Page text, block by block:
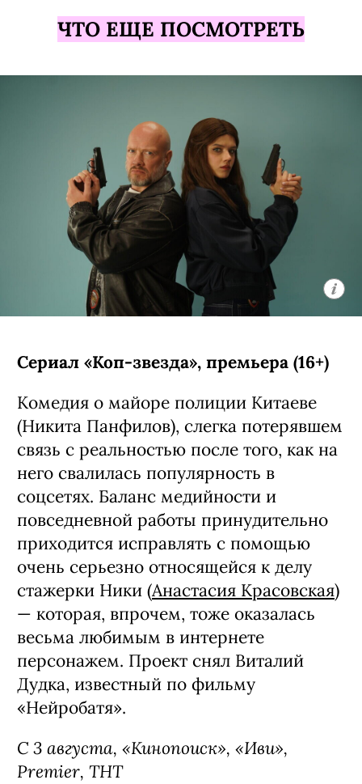
ЧТО ЕЩЕ ПОСМОТРЕТЬ
Сериал «Коп-звезда», премьера (16+)
Комедия о майоре полиции Китаеве
(Никита Панфилов), слегка потерявшем
связь с реальностью после того, как на
него свалилась популярность в
соцсетях. Баланс медийности и
повседневной работы принудительно
приходится исправлять с помощью
очень серьезно относящейся к делу
стажерки Ники (Анастасия Красовская)
— которая, впрочем, тоже оказалась
весьма любимым в интернете
персонажем. Проект снял Виталий
Дудка, известный по фильму
«Нейробатя».
С 3 августа, «Кинопоиск», «Иви»,
Premier, ТНТ